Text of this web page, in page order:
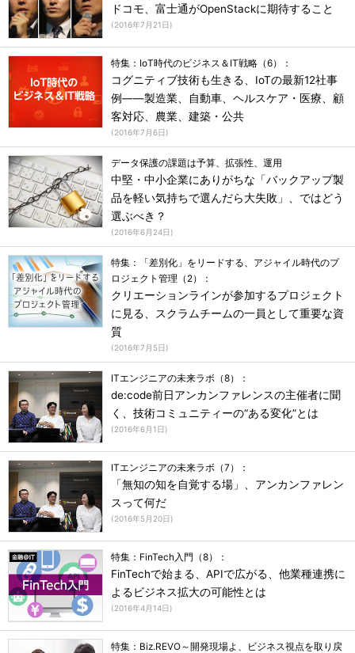
ドコモ、富士通がOpenStackに期待すること
(2016年7月21日)
特集：IoT時代のビジネス＆IT戦略（6）：
コグニティブ技術も生きる、IoTの最新12社事
例――製造業、自動車、ヘルスケア・医療、顧
客対応、農業、建築・公共
(2016年7月6日)
データ保護の課題は予算、拡張性、運用
中堅・中小企業にありがちな「バックアップ製
品を軽い気持ちで選んだら大失敗」、ではどう
選ぶべき？
(2016年6月24日)
特集：「差別化」をリードする、アジャイル時代のプ
ロジェクト管理（2）：
クリエーションラインが参加するプロジェクト
に見る、スクラムチームの一員として重要な資
質
(2016年7月5日)
ITエンジニアの未来ラボ（8）：
de:code前日アンカンファレンスの主催者に聞
く、技術コミュニティーの“ある変化”とは
(2016年6月1日)
ITエンジニアの未来ラボ（7）：
「無知の知を自覚する場」、アンカンファレン
スって何だ
(2016年5月20日)
特集：FinTech入門（8）：
FinTechで始まる、APIで広がる、他業種連携に
よるビジネス拡大の可能性とは
(2016年4月14日)
特集：Biz.REVO～開発現場よ、ビジネス視点を取り戻